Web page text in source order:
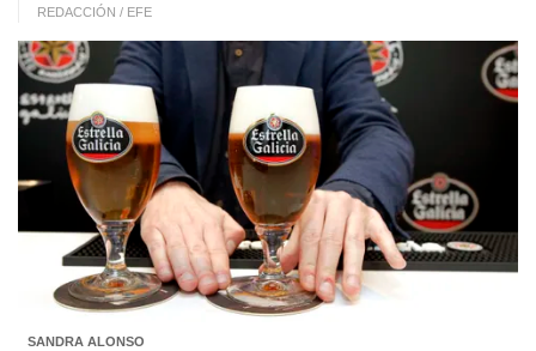
REDACCIÓN / EFE
SANDRA ALONSO